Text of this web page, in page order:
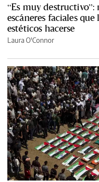
“Es muy
escáneres faciales
estéticos hacerse
Laura O'Connor